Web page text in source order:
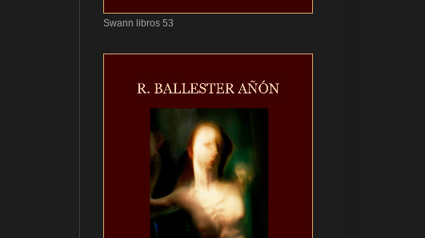
Swann libros 53